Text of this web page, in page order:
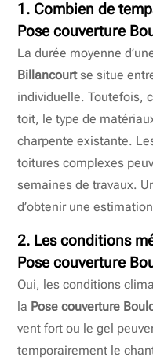
1. Combien de
Pose couverture
La durée moyenne
Billancourtse situe
individuelle. Toutefois,
toit, le type de
charpente existante.
toitures complexes
semaines de travaux.
d’obtenir une
2. Les conditions
Pose couverture
Oui, les conditions
la Pose couverture
vent fort ou le gel
temporairement le